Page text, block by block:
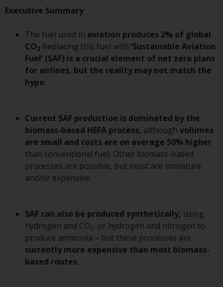
reguliert werden Exchange
Commission („SEC“); RWC Asset
Advisors (US) LLC, das bei der SEC
registriert ist; RWC Singapore
(Pte) Limited, die von der
Monetary Authority of Singapore
als lizenzierte
Pty Ltd ist ein australischer
Finanzdienstleistungslizenznehmer
bei der Australian Securities and
Investment Commission; und
Redwheel Europe
Fondsmæglerselskab A/S, die von
der dänischen
wird.
Durch den Zugriff auf diese
Website erklären Sie, dass Sie die
folgenden
Executive Summary
The fuel used in aviation produces 2% of global
CO2 Replacing this fuel with ‘Sustainable Aviation
Fuel’ (SAF) is a crucial element of net zero plans
for airlines, but the reality may not match the
hype.
Current SAF production is dominated by the
biomass-based HEFA process, although volumes
are small and costs are on average 50% higher
than conventional fuel. Other biomass-based
processes are possible, but most are immature
and/or expensive.
SAF can also be produced synthetically, using
hydrogen and CO2, or hydrogen and nitrogen to
produce ammonia – but these processes are
currently more expensive than most biomass-
based routes.